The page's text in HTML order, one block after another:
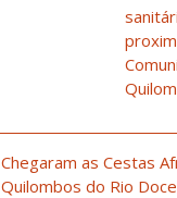
Chegaram as Cestas
Quilombos do Rio